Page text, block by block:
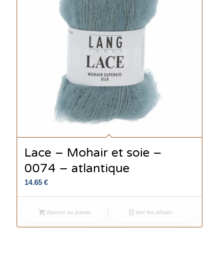
Lace – Mohair et soie –
0074 – atlantique
14.65 €
Ajouter au panier Voir les détails